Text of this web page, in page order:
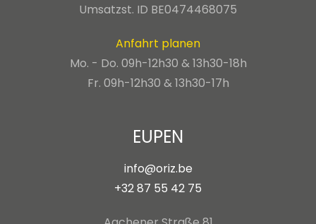
Umsatzst. ID BE0474468075
Anfahrt planen
Mo. - Do. 09h-12h30 & 13h30-18h
Fr. 09h-12h30 & 13h30-17h
EUPEN
info@oriz.be
+32 87 55 42 75